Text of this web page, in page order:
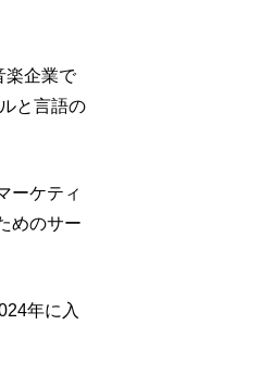
楽企業で
と言語の
ーケティ
めのサー
年に入